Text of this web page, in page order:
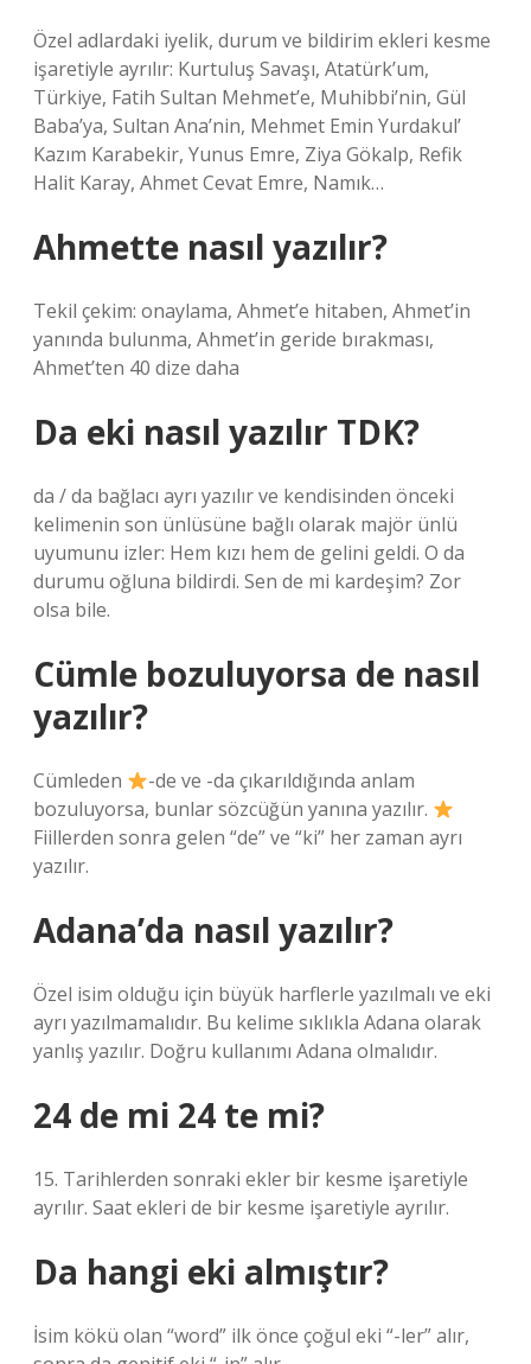
Özel adlardaki iyelik, durum ve bildirim ekleri kesme
işaretiyle ayrılır: Kurtuluş Savaşı, Atatürk’um,
Türkiye, Fatih Sultan Mehmet’e, Muhibbi’nin, Gül
Baba’ya, Sultan Ana’nin, Mehmet Emin Yurdakul’
Kazım Karabekir, Yunus Emre, Ziya Gökalp, Refik
Halit Karay, Ahmet Cevat Emre, Namık…
Ahmette nasıl yazılır?
Tekil çekim: onaylama, Ahmet’e hitaben, Ahmet’in
yanında bulunma, Ahmet’in geride bırakması,
Ahmet’ten 40 dize daha
Da eki nasıl yazılır TDK?
da / da bağlacı ayrı yazılır ve kendisinden önceki
kelimenin son ünlüsüne bağlı olarak majör ünlü
uyumunu izler: Hem kızı hem de gelini geldi. O da
durumu oğluna bildirdi. Sen de mi kardeşim? Zor
olsa bile.
Cümle bozuluyorsa de nasıl
yazılır?
Cümleden
-de ve -da çıkarıldığında anlam
bozuluyorsa, bunlar sözcüğün yanına yazılır.
Fiillerden sonra gelen “de” ve “ki” her zaman ayrı
yazılır.
Adana’da nasıl yazılır?
Özel isim olduğu için büyük harflerle yazılmalı ve eki
ayrı yazılmamalıdır. Bu kelime sıklıkla Adana olarak
yanlış yazılır. Doğru kullanımı Adana olmalıdır.
24 de mi 24 te mi?
15. Tarihlerden sonraki ekler bir kesme işaretiyle
ayrılır. Saat ekleri de bir kesme işaretiyle ayrılır.
Da hangi eki almıştır?
İsim kökü olan “word” ilk önce çoğul eki “-ler” alır,